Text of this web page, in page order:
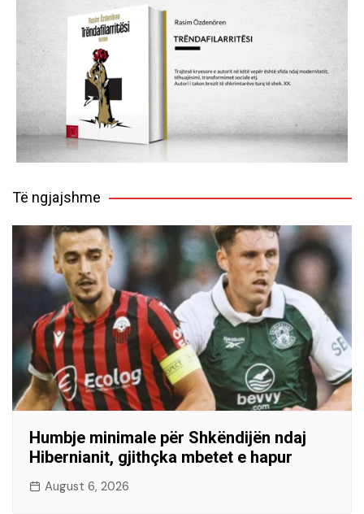
Të ngjajshme
Humbje minimale për Shkëndijën ndaj
Hibernianit, gjithçka mbetet e hapur
August 6, 2026